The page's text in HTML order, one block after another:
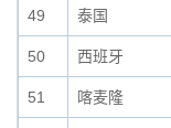
49 泰国
50 西班牙
51 喀麦隆